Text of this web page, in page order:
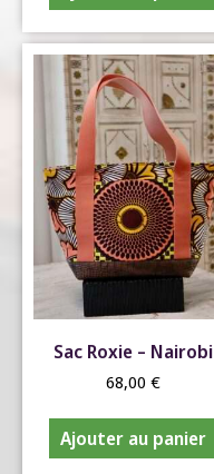
Sac Roxie – Nairobi
68,00 €
Ajouter au panier